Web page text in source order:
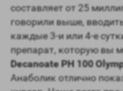
составляет от 25
говорили выше,
каждые 3-и или 4-е
препарат, которую вы
Decanoate PH 100
Анаболик отлично